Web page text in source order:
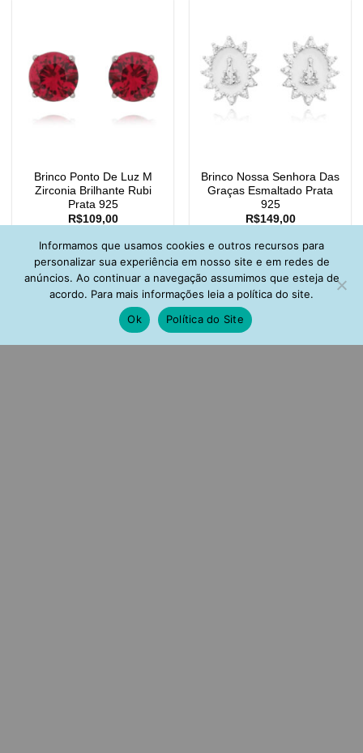
Brinco Ponto De Luz M
Zirconia Brilhante Rubi
Prata 925
R$109,00
Brinco Nossa Senhora Das
Graças Esmaltado Prata
925
R$149,00
Informamos que usamos cookies e outros recursos para
personalizar sua experiência em nosso site e em redes de
anúncios. Ao continuar a navegação assumimos que esteja de
acordo. Para mais informações leia a política do site.
Ok
Política do Site